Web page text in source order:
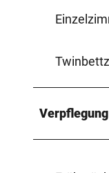
Verpflegung